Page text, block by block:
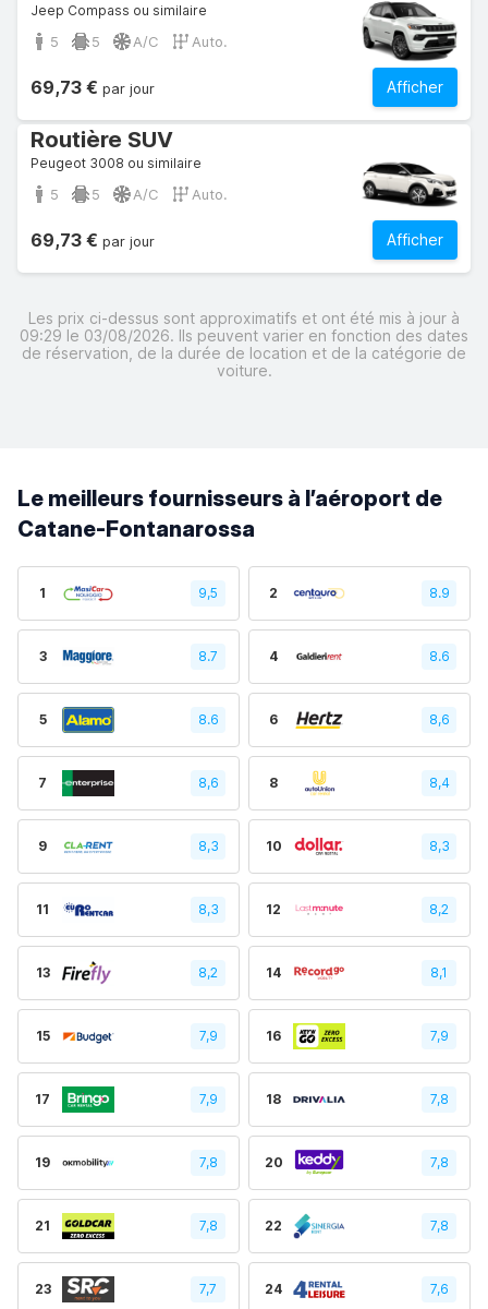
Jeep Compass ou similaire
5 5 A/C Auto.
Afficher
69,73 € par jour
Routière SUV
Peugeot 3008 ou similaire
5 5 A/C Auto.
Afficher
69,73 € par jour
Les prix ci-dessus sont approximatifs et ont été mis à jour à
09:29 le 03/08/2026. Ils peuvent varier en fonction des dates
de réservation, de la durée de location et de la catégorie de
voiture.
Le meilleurs fournisseurs à l’aéroport de
Catane-Fontanarossa
1 9,5 2 8.9
3 8.7 4 8.6
5 8.6 6 8,6
7 8,6 8 8,4
9 8,3 10 8,3
11 8,3 12 8,2
13 8,2 14 8,1
15 7,9 16 7,9
17 7,9 18 7,8
19 7,8 20 7,8
21 7,8 22 7,8
23 7,7 24 7,6